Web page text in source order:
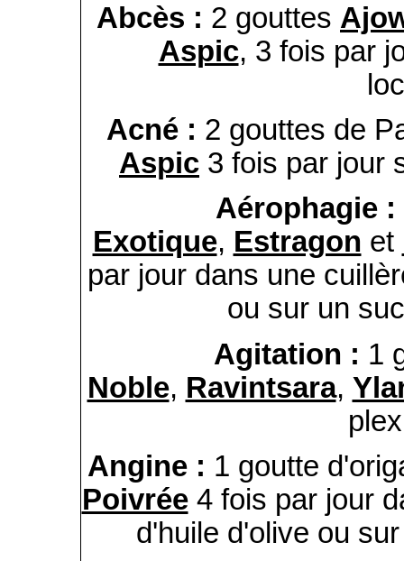
Abcès : 2 gouttes
Aspic, 3 fois par
Acné : 2 gouttes de
Aspic 3 fois par jour
Aérophagie :
Exotique, Estragon et
par jour dans une
ou sur un
Agitation : 1
Noble, Ravintsara,
Angine : 1 goutte
Poivrée4 fois par jour
d'huile d'olive ou